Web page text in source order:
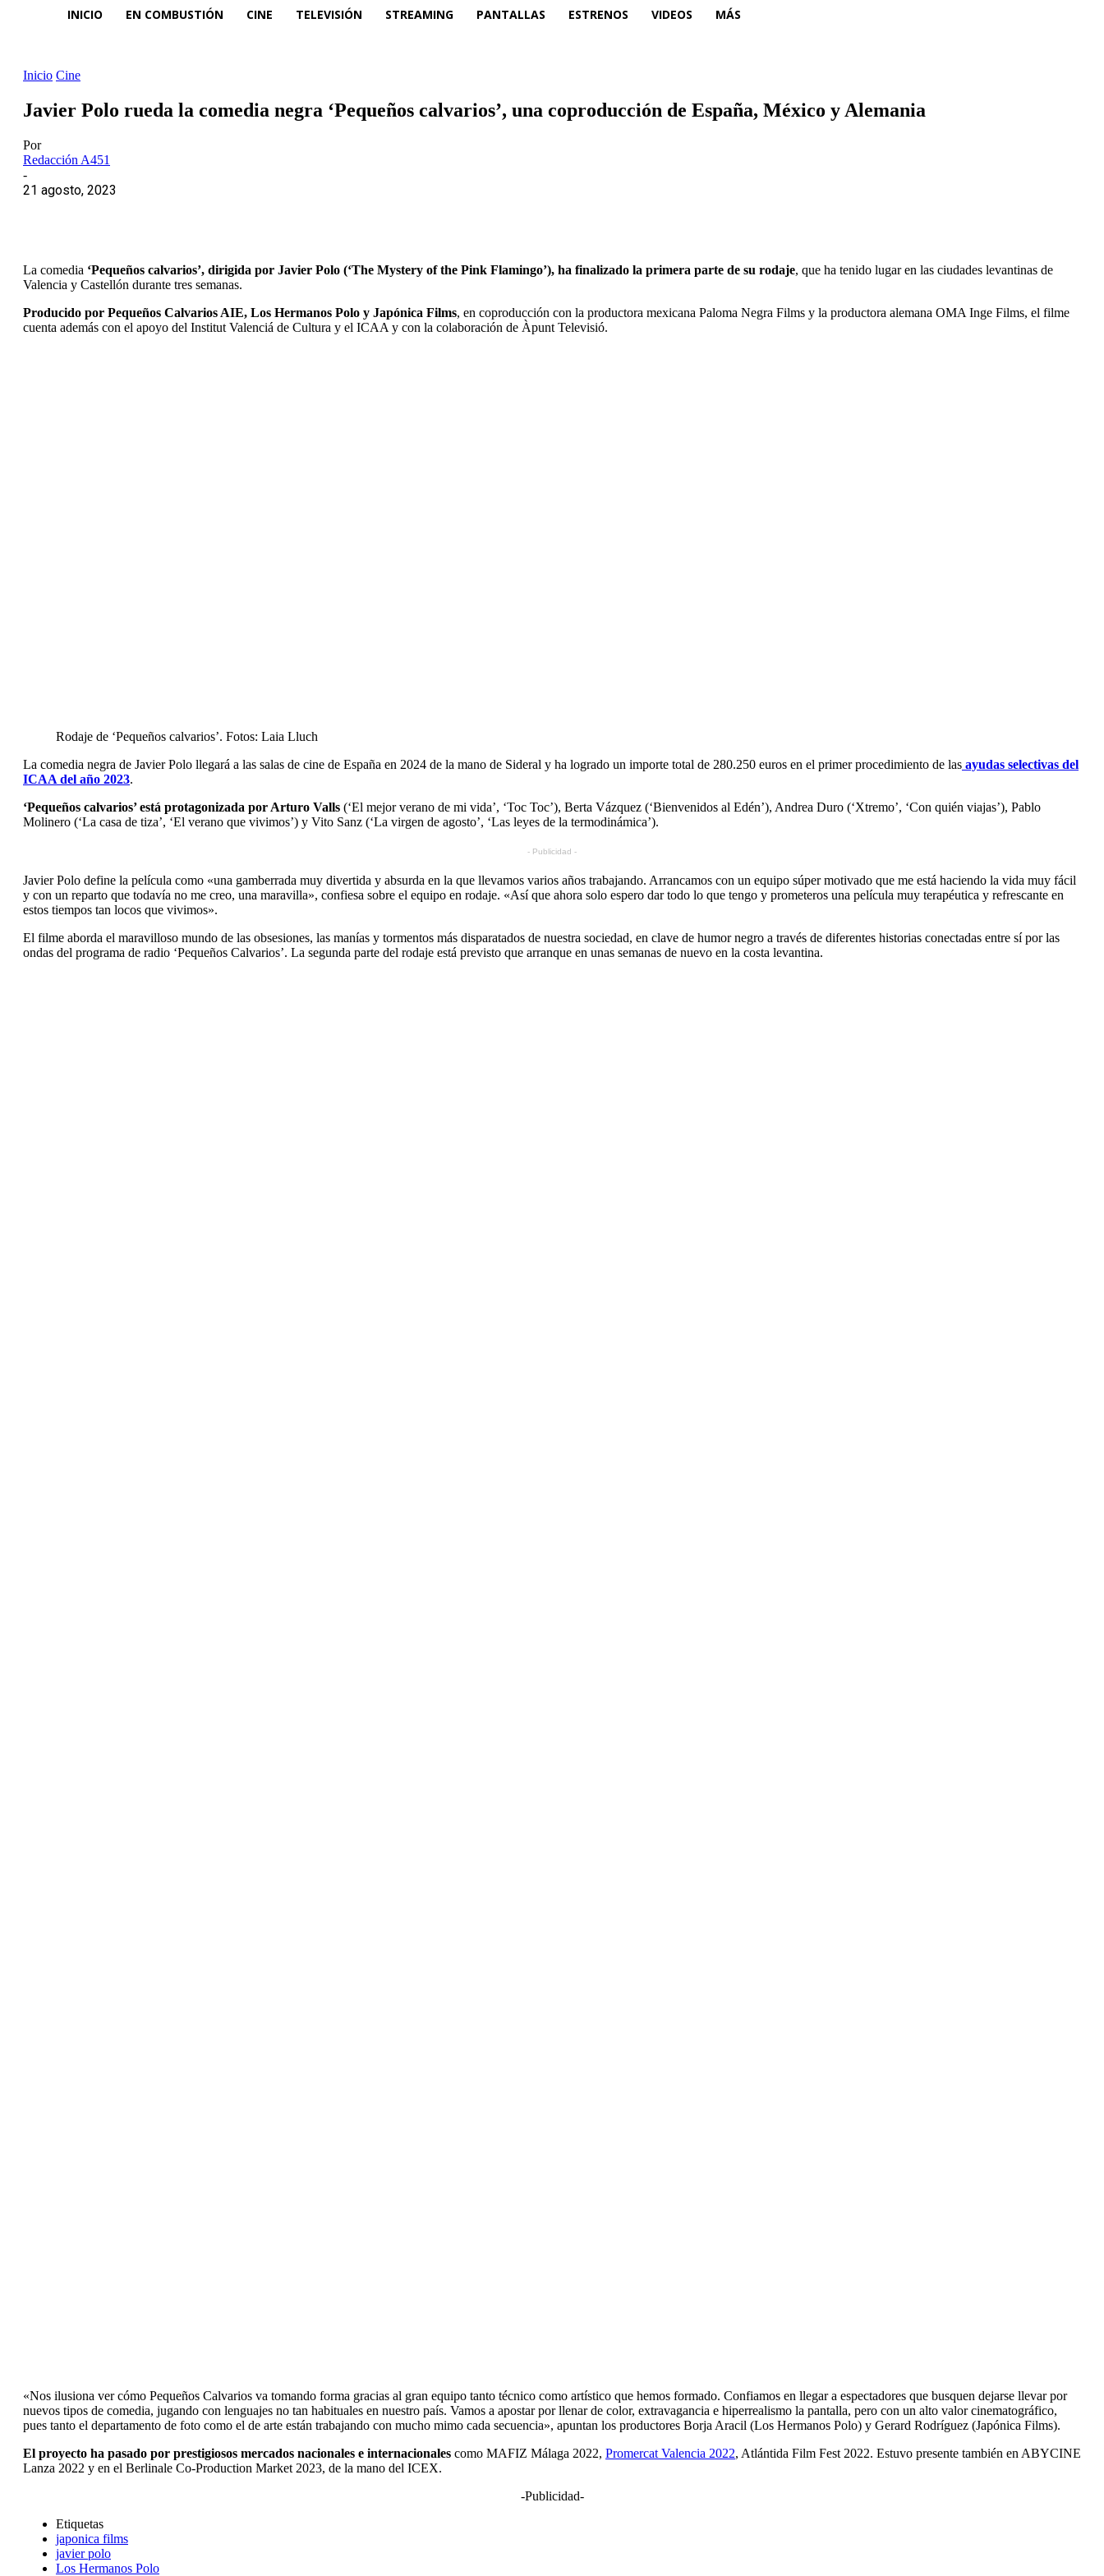
INICIO EN COMBUSTIÓN CINE TELEVISIÓN STREAMING PANTALLAS ESTRENOS VIDEOS MÁS
Inicio Cine
Javier Polo rueda la comedia negra ‘Pequeños calvarios’, una coproducción de España, México y Alemania
Por
Redacción A451
-
21 agosto, 2023
La comedia ‘Pequeños calvarios’, dirigida por Javier Polo (‘The Mystery of the Pink Flamingo’), ha finalizado la primera parte de su rodaje, que ha tenido lugar en las ciudades levantinas de
Valencia y Castellón durante tres semanas.
Producido por Pequeños Calvarios AIE, Los Hermanos Polo y Japónica Films, en coproducción con la productora mexicana Paloma Negra Films y la productora alemana OMA Inge Films, el filme
cuenta además con el apoyo del Institut Valenciá de Cultura y el ICAA y con la colaboración de Àpunt Televisió.
Rodaje de ‘Pequeños calvarios’. Fotos: Laia Lluch
La comedia negra de Javier Polo llegará a las salas de cine de España en 2024 de la mano de Sideral y ha logrado un importe total de 280.250 euros en el primer procedimiento de las ayudas selectivas del
ICAA del año 2023.
‘Pequeños calvarios’ está protagonizada por Arturo Valls (‘El mejor verano de mi vida’, ‘Toc Toc’), Berta Vázquez (‘Bienvenidos al Edén’), Andrea Duro (‘Xtremo’, ‘Con quién viajas’), Pablo
Molinero (‘La casa de tiza’, ‘El verano que vivimos’) y Vito Sanz (‘La virgen de agosto’, ‘Las leyes de la termodinámica’).
- Publicidad -
Javier Polo define la película como «una gamberrada muy divertida y absurda en la que llevamos varios años trabajando. Arrancamos con un equipo súper motivado que me está haciendo la vida muy fácil
y con un reparto que todavía no me creo, una maravilla», confiesa sobre el equipo en rodaje. «Así que ahora solo espero dar todo lo que tengo y prometeros una película muy terapéutica y refrescante en
estos tiempos tan locos que vivimos».
El filme aborda el maravilloso mundo de las obsesiones, las manías y tormentos más disparatados de nuestra sociedad, en clave de humor negro a través de diferentes historias conectadas entre sí por las
ondas del programa de radio ‘Pequeños Calvarios’. La segunda parte del rodaje está previsto que arranque en unas semanas de nuevo en la costa levantina.
«Nos ilusiona ver cómo Pequeños Calvarios va tomando forma gracias al gran equipo tanto técnico como artístico que hemos formado. Confiamos en llegar a espectadores que busquen dejarse llevar por
nuevos tipos de comedia, jugando con lenguajes no tan habituales en nuestro país. Vamos a apostar por llenar de color, extravagancia e hiperrealismo la pantalla, pero con un alto valor cinematográfico,
pues tanto el departamento de foto como el de arte están trabajando con mucho mimo cada secuencia», apuntan los productores Borja Aracil (Los Hermanos Polo) y Gerard Rodríguez (Japónica Films).
El proyecto ha pasado por prestigiosos mercados nacionales e internacionales como MAFIZ Málaga 2022, Promercat Valencia 2022, Atlántida Film Fest 2022. Estuvo presente también en ABYCINE
Lanza 2022 y en el Berlinale Co-Production Market 2023, de la mano del ICEX.
-Publicidad-
Etiquetas
japonica films
javier polo
Los Hermanos Polo